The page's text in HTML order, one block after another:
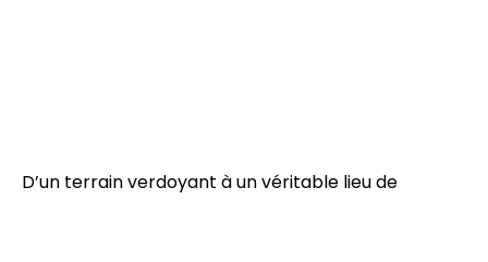
D’un terrain verdoyant à un véritable lieu de